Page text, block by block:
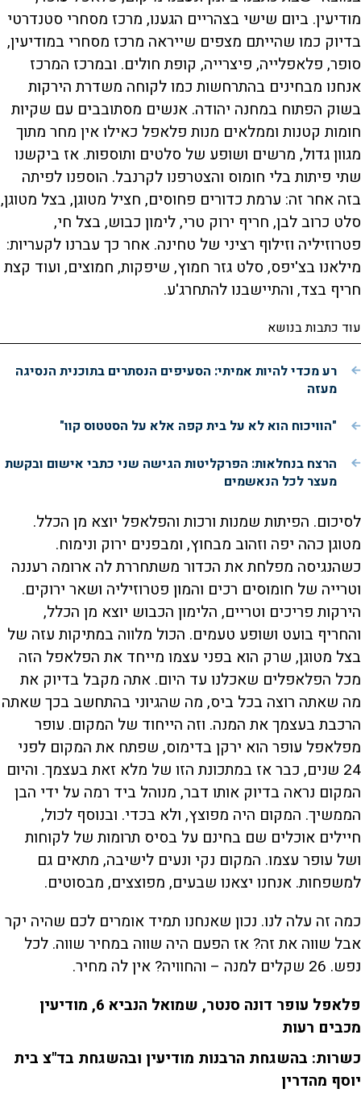
מודיעין. ביום שישי בצהריים הגענו, מרכז מסחרי סטנדרטי
בדיוק כמו שהייתם מצפים שייראה מרכז מסחרי במודיעין,
סופר, פלאפלייה, פיצרייה, קופת חולים. ובמרכז המרכז
אנחנו מבחינים בהתרחשות כמו לקוחה משדרת הירקות
בשוק הפתוח במחנה יהודה. אנשים מסתובבים עם שקיות
חומות קטנות וממלאים מנות פלאפל כאילו אין מחר מתוך
מגוון גדול, מרשים ושופע של סלטים ותוספות. אז ביקשנו
שתי פיתות בלי חומוס והצטרפנו לקרנבל. הוספנו לפיתה
בזה אחר זה: ערמת כדורים פחוסים, חציל מטוגן, בצל מטוגן,
סלט כרוב לבן, חריף ירוק טרי, לימון כבוש, בצל חי,
פטרוזיליה וזילוף רציני של טחינה. אחר כך עברנו לקעריות:
מילאנו בצ'יפס, סלט גזר חמוץ, שיפקות, חמוצים, ועוד קצת
חריף בצד, והתיישבנו להתחרג'ע.
עוד כתבות בנושא
רע מכדי להיות אמיתי: הסעיפים הנסתרים בתוכנית הנסיגה
מעזה
"הוויכוח הוא לא על בית קפה אלא על הסטטוס קוו"
הרצח בנחלאות: הפרקליטות הגישה שני כתבי אישום ובקשת
מעצר לכל הנאשמים
לסיכום. הפיתות שמנות ורכות והפלאפל יוצא מן הכלל.
מטוגן כהה יפה וזהוב מבחוץ, ומבפנים ירוק ונימוח.
כשהנגיסה מפלחת את הכדור משתחררת לה ארומה רעננה
וטרייה של חומוסים רכים והמון פטרוזיליה ושאר ירוקים.
הירקות פריכים וטריים, הלימון הכבוש יוצא מן הכלל,
והחריף בועט ושופע טעמים. הכול מלווה במתיקות עזה של
בצל מטוגן, שרק הוא בפני עצמו מייחד את הפלאפל הזה
מכל הפלאפלים שאכלנו עד היום. אתה מקבל בדיוק את
מה שאתה רוצה בכל ביס, מה שהגיוני בהתחשב בכך שאתה
הרכבת בעצמך את המנה. וזה הייחוד של המקום. עופר
מפלאפל עופר הוא ירקן בדימוס, שפתח את המקום לפני
24 שנים, כבר אז במתכונת הזו של מלא זאת בעצמך. והיום
המקום נראה בדיוק אותו דבר, מנוהל ביד רמה על ידי הבן
הממשיך. המקום היה מפוצץ, ולא בכדי. ובנוסף לכול,
חיילים אוכלים שם בחינם על בסיס תרומות של לקוחות
ושל עופר עצמו. המקום נקי ונעים לישיבה, מתאים גם
למשפחות. אנחנו יצאנו שבעים, מפוצצים, מבסוטים.
כמה זה עלה לנו. נכון שאנחנו תמיד אומרים לכם שהיה יקר
אבל שווה את זה? אז הפעם היה שווה במחיר שווה. לכל
נפש. 26 שקלים למנה – והחוויה? אין לה מחיר.
פלאפל עופר דונה סנטר, שמואל הנביא 6, מודיעין
מכבים רעות
כשרות: בהשגחת הרבנות מודיעין ובהשגחת בד"צ בית
יוסף מהדרין